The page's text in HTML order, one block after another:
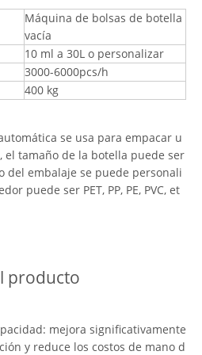
Máquina de bolsas de botella
vacía
10 ml a 30L o personalizar
3000-6000pcs/h
400 kg
se usa para empacar u
el tamaño de la botella puede ser
del embalaje se puede personali
puede ser PET, PP, PE, PVC, et
producto
mejora significativamente
y reduce los costos de mano d